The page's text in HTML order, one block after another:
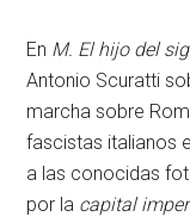
En M. El hijo del
Antonio Scuratti
marcha sobre
fascistas italianos
a las conocidas
por la capital